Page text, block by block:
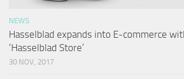
NEWS
Hasselblad expands into E-commerce
‘Hasselblad Store’
30 NOV, 2017